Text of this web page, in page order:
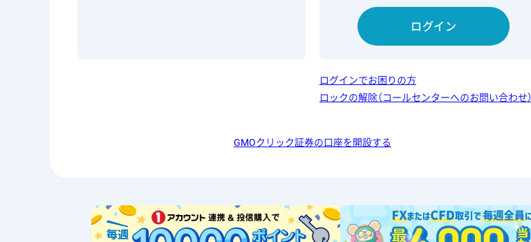
ログイン
ログインでお困りの方
ロックの解除（コールセンターへのお問い合わせ）
GMOクリック証券の口座を開設する